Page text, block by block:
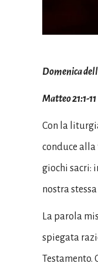
Domenica
Matteo 21:1-11
Con la
conduce alla
giochi sacri:
nostra
La parola
spiegata
Testamento.